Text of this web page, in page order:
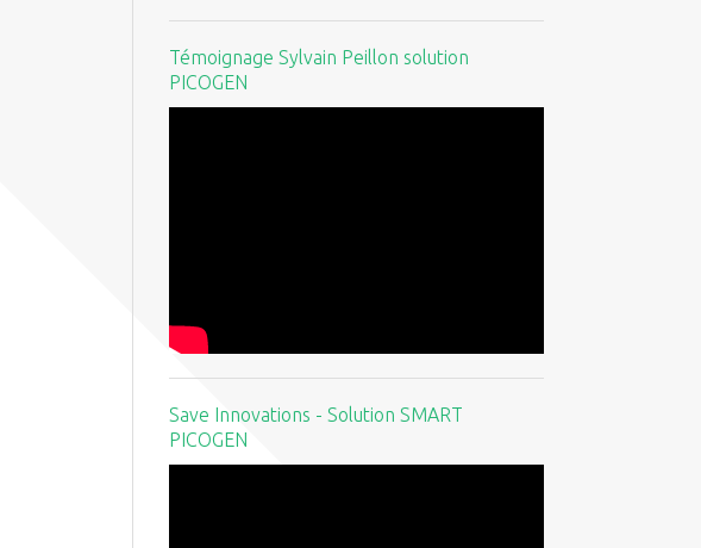
Témoignage Sylvain Peillon solution
PICOGEN
Save Innovations - Solution SMART
PICOGEN